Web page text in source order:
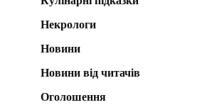
Некрологи
Новини
Новини від читачів
Оголошення